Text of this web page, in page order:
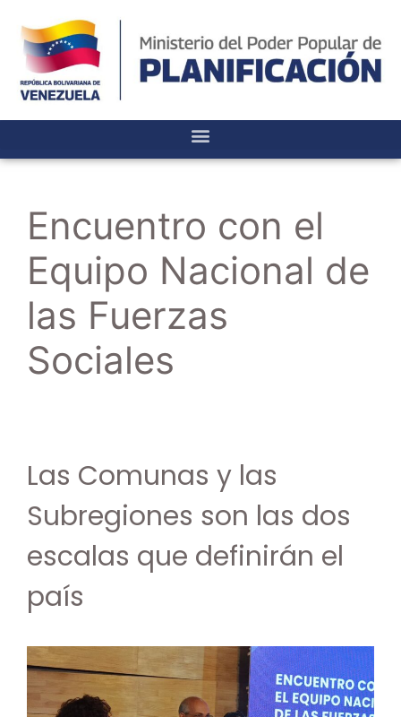
Encuentro con el
Equipo Nacional de
las Fuerzas
Sociales
Las Comunas y las
Subregiones son las dos
escalas que definirán el
país